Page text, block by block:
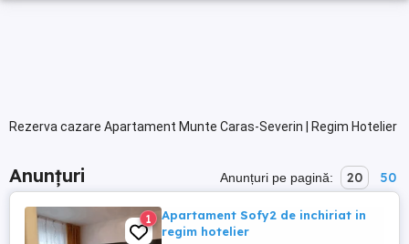
Rezerva cazare Apartament Munte Caras-Severin | Regim Hotelier
Anunțuri Anunțuri pe pagină: 20 50
1
Apartament Sofy2 de inchiriat in
regim hotelier